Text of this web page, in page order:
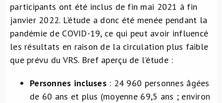
participants ont été inclus de fin mai 2021 à fin
janvier 2022. L'étude a donc été menée pendant la
pandémie de COVID-19, ce qui peut avoir influencé
les résultats en raison de la circulation plus faible
que prévu du VRS. Bref aperçu de l'étude :
Personnes incluses: 24 960 personnes âgées
de 60 ans et plus (moyenne 69,5 ans ; environ